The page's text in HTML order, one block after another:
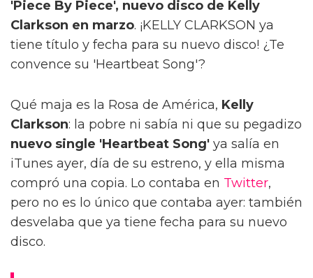
'Piece By Piece', nuevo disco de Kelly
Clarkson en marzo. ¡KELLY CLARKSON ya
tiene título y fecha para su nuevo disco! ¿Te
convence su 'Heartbeat Song'?
Qué maja es la Rosa de América, Kelly
Clarkson: la pobre ni sabía ni que su pegadizo
nuevo single 'Heartbeat Song' ya salía en
iTunes ayer, día de su estreno, y ella misma
compró una copia. Lo contaba en Twitter,
pero no es lo único que contaba ayer: también
desvelaba que ya tiene fecha para su nuevo
disco.